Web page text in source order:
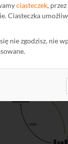
ciasteczek,
Ciasteczka
nie zgodzisz, nie
liczba kabli